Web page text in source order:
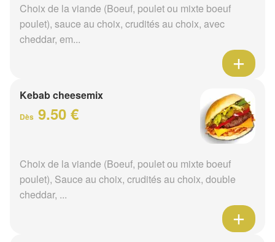
Choix de la viande (Boeuf, poulet ou mixte boeuf
poulet), sauce au choix, crudités au choix, avec
cheddar, em...
Kebab cheesemix
Dès 9.50 €
Choix de la viande (Boeuf, poulet ou mixte boeuf
poulet), Sauce au choix, crudités au choix, double
cheddar, ...